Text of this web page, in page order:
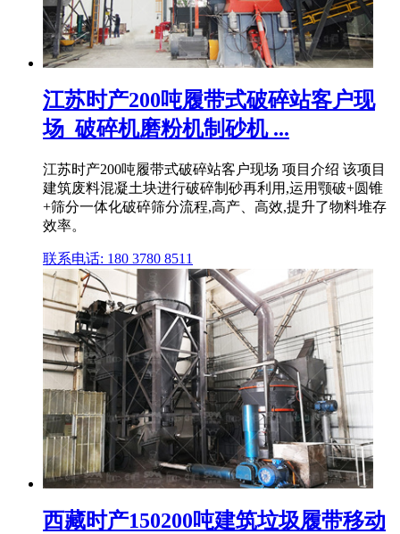
江苏时产200吨履带式破碎站客户现
场_破碎机磨粉机制砂机 ...
江苏时产200吨履带式破碎站客户现场 项目介绍 该项目
建筑废料混凝土块进行破碎制砂再利用,运用颚破+圆锥
+筛分一体化破碎筛分流程,高产、高效,提升了物料堆存
效率。
联系电话: 180 3780 8511
西藏时产150200吨建筑垃圾履带移动